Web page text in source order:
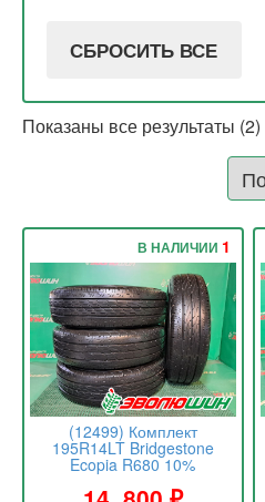
СБРОСИТЬ ВСЕ
Показаны все результаты (2)
(12499) Комплект
195R14LT Bridgestone
Ecopia R680 10%
В НАЛИЧИИ 1